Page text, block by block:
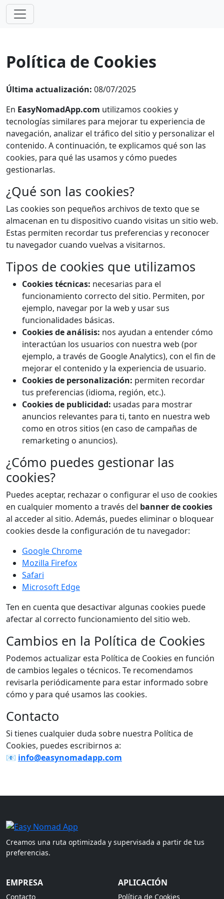
Política de Cookies
Última actualización: 08/07/2025
En EasyNomadApp.com utilizamos cookies y
tecnologías similares para mejorar tu experiencia de
navegación, analizar el tráfico del sitio y personalizar el
contenido. A continuación, te explicamos qué son las
cookies, para qué las usamos y cómo puedes
gestionarlas.
¿Qué son las cookies?
Las cookies son pequeños archivos de texto que se
almacenan en tu dispositivo cuando visitas un sitio web.
Estas permiten recordar tus preferencias y reconocer
tu navegador cuando vuelvas a visitarnos.
Tipos de cookies que utilizamos
Cookies técnicas: necesarias para el
funcionamiento correcto del sitio. Permiten, por
ejemplo, navegar por la web y usar sus
funcionalidades básicas.
Cookies de análisis: nos ayudan a entender cómo
interactúan los usuarios con nuestra web (por
ejemplo, a través de Google Analytics), con el fin de
mejorar el contenido y la experiencia de usuario.
Cookies de personalización: permiten recordar
tus preferencias (idioma, región, etc.).
Cookies de publicidad: usadas para mostrar
anuncios relevantes para ti, tanto en nuestra web
como en otros sitios (en caso de campañas de
remarketing o anuncios).
¿Cómo puedes gestionar las
cookies?
Puedes aceptar, rechazar o configurar el uso de cookies
en cualquier momento a través del banner de cookies
al acceder al sitio. Además, puedes eliminar o bloquear
cookies desde la configuración de tu navegador:
Google Chrome
Mozilla Firefox
Safari
Microsoft Edge
Ten en cuenta que desactivar algunas cookies puede
afectar al correcto funcionamiento del sitio web.
Cambios en la Política de Cookies
Podemos actualizar esta Política de Cookies en función
de cambios legales o técnicos. Te recomendamos
revisarla periódicamente para estar informado sobre
cómo y para qué usamos las cookies.
Contacto
Si tienes cualquier duda sobre nuestra Política de
Cookies, puedes escribirnos a:
📧 info@easynomadapp.com
Creamos una ruta optimizada y supervisada a partir de tus
preferencias.
EMPRESA
Contacto
APLICACIÓN
Política de Cookies